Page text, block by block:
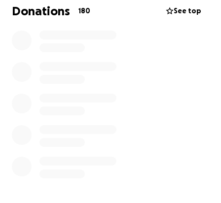
Vor gerade einmal drei Jahren haben René und sein
Bruder ihren Vater beim Sterben begleitet. Diese
Donations 180 See top